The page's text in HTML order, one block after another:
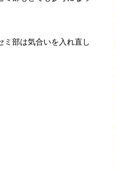
ミ部は気合いを入れ直し